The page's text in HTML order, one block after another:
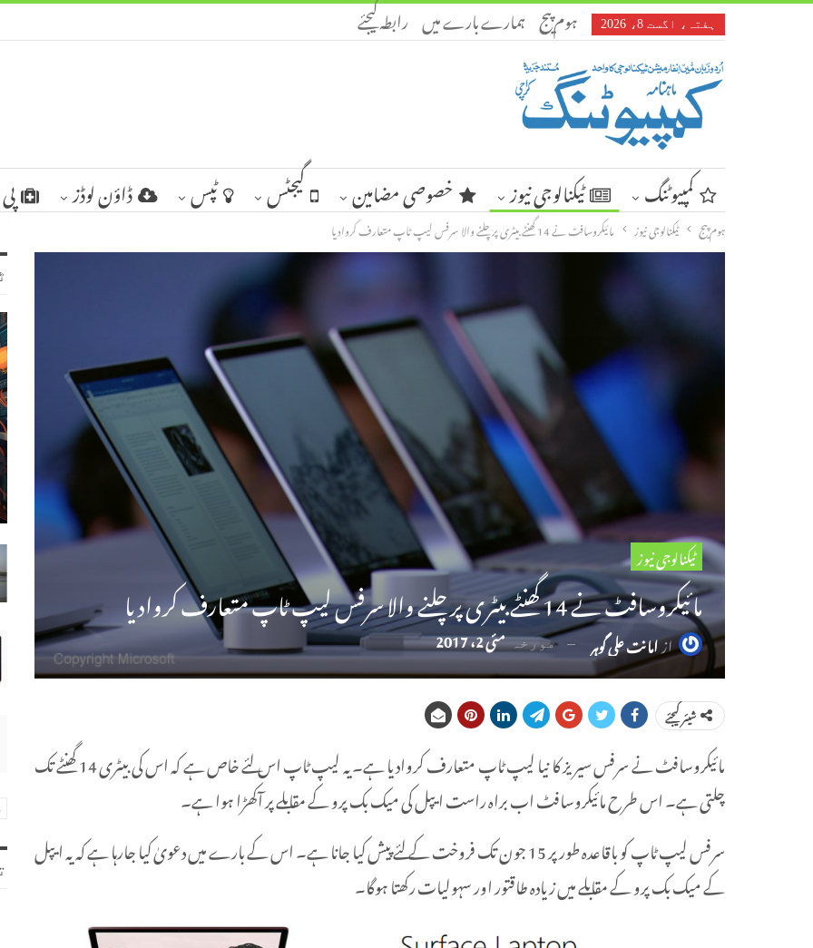
ہفتہ، اگست 8، 2026 ہوم پیج ہمارے بارے میں رابطہ کیجئے
کمپیوٹنگ ٹیکنالوجی نیوز خصوصی مضامین گیجٹس ٹپس ڈاؤن لوڈز
ہوم پیج ٹیکنالوجی نیوز مائیکروسافٹ نے 14 گھنٹے بیٹری پر چلنے والا سرفس لیپ ٹاپ متعارف کروادیا
ٹیکنالوجی نیوز
مائیکروسافٹ نے 14 گھنٹے بیٹری پر چلنے والا سرفس لیپ ٹاپ متعارف کروادیا
ازامانت علی گوہر مورخہ مئی 2، 2017
شیئر کیجئے
مائیکروسافٹ نے سرفس سیریز کا نیا لیپ ٹاپ متعارف کروادیا ہے۔ یہ لیپ ٹاپ اس لئے خاص ہے کہ اس کی بیٹری 14 گھنٹے تک
چلتی ہے۔ اس طرح مائیکروسافٹ اب براہ راست ایپل کی میک بک پرو کے مقابلے پر آکھڑا ہوا ہے۔
سرفس لیپ ٹاپ کو باقاعدہ طور پر 15 جون تک فروخت کے لئے پیش کیا جانا ہے۔ اس کے بارے میں دعویٰ کیا جارہا ہے کہ یہ ایپل
کے میک بک پرو کے مقابلے میں زیادہ طاقتور اور سہولیات رکھتا ہوگا۔